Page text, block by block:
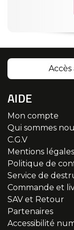
AIDE
Mon compte
Qui sommes
C.G.V
Mentions légales
Politique de
Service de
Commande et
SAV et Retour
Partenaires
Accessibilité